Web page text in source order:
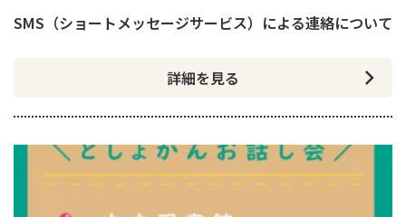
SMS（ショートメッセージサービス）による連絡について
詳細を見る